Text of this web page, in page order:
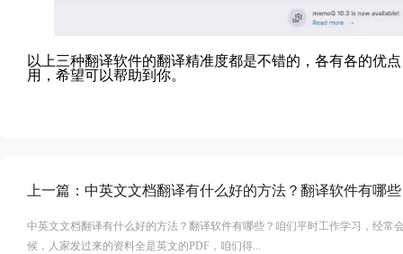
以上三种翻译软件的翻译精准度都是不错的，各有各的优
用，希望可以帮助到你。
上一篇： 中英文文档翻译有什么好的方法？翻译软件有哪
中英文文档翻译有什么好的方法？翻译软件有哪些？咱们平时工作学习，经常
候，人家发过来的资料全是英文的PDF，咱们得...